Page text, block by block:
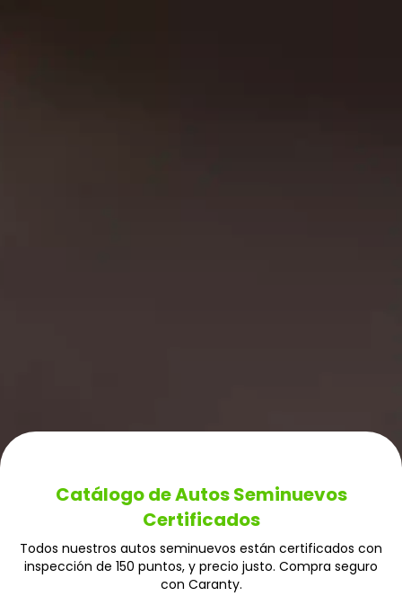
Catálogo de Autos Seminuevos
Certificados
Todos nuestros autos seminuevos están certificados con
inspección de 150 puntos, y precio justo. Compra seguro
con Caranty.